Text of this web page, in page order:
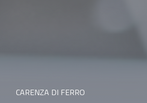
CARENZA DI FERRO